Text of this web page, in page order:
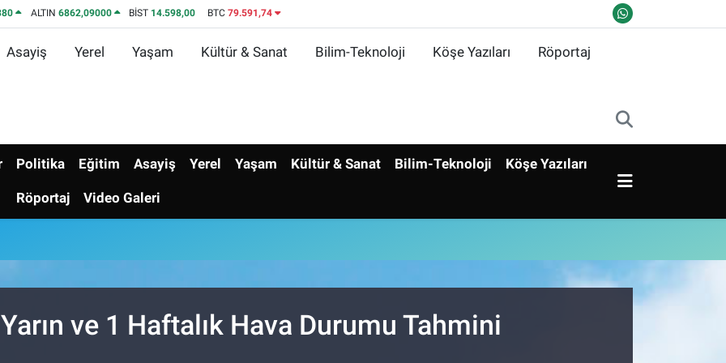
ALTIN 6862,09000 BİST 14.598,00 BTC 79.591,74
Asayiş Yerel Yaşam Kültür & Sanat Bilim-Teknoloji Köşe Yazıları Röportaj
Politika Eğitim Asayiş Yerel Yaşam Kültür & Sanat Bilim-Teknoloji Köşe Yazıları
Röportaj Video Galeri
ve 1 Haftalık Hava Durumu Tahmini